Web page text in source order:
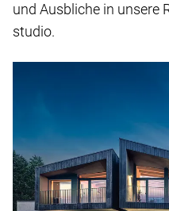
und Ausbliche in unsere
studio.